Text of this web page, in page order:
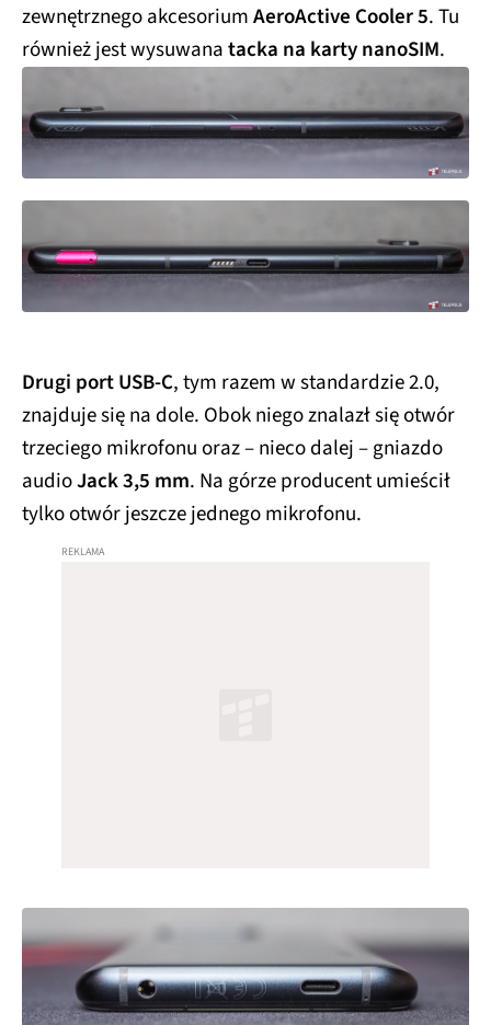
zewnętrznego akcesoriumAeroActive Cooler 5. Tu
również jest wysuwanatacka na karty nanoSIM.
Drugi port USB-C, tym razem w standardzie 2.0,
znajduje się na dole. Obok niego znalazł się otwór
trzeciego mikrofonu oraz – nieco dalej – gniazdo
audioJack 3,5 mm. Na górze producent umieścił
tylko otwór jeszcze jednego mikrofonu.